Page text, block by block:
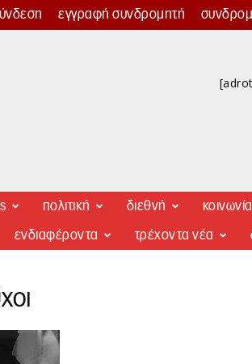
εγγραφή συνδρομητή
πολιτική διεθνή κοινωνία
ενδιαφέροντα τρέχοντα νέα